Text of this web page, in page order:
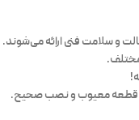
و سلامت فنی ارائه می‌شوند.
قطعه معیوب و نصب صحیح.